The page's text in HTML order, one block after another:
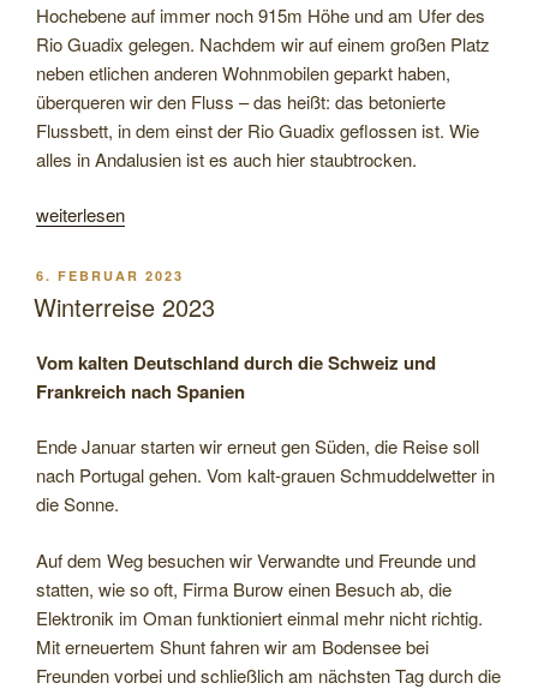
Hochebene auf immer noch 915m Höhe und am Ufer des
Rio Guadix gelegen. Nachdem wir auf einem großen Platz
neben etlichen anderen Wohnmobilen geparkt haben,
überqueren wir den Fluss – das heißt: das betonierte
Flussbett, in dem einst der Rio Guadix geflossen ist. Wie
alles in Andalusien ist es auch hier staubtrocken.
„Nach
und
entlang
Algarve
nach
weiterlesen
VERÖFFENTLICHT
AM
6. FEBRUAR 2023
Winterreise 2023
Vom kalten Deutschland durch die Schweiz und
Frankreich nach Spanien
Ende Januar starten wir erneut gen Süden, die Reise soll
nach Portugal gehen. Vom kalt-grauen Schmuddelwetter in
die Sonne.
Auf dem Weg besuchen wir Verwandte und Freunde und
statten, wie so oft, Firma Burow einen Besuch ab, die
Elektronik im Oman funktioniert einmal mehr nicht richtig.
Mit erneuertem Shunt fahren wir am Bodensee bei
Freunden vorbei und schließlich am nächsten Tag durch die